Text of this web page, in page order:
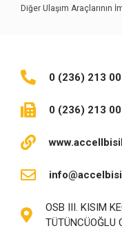
Diğer Ulaşım Araçlarının
0 (236) 213
0 (236) 213
OSB III. KISIM
TÜTÜNCÜOĞLU